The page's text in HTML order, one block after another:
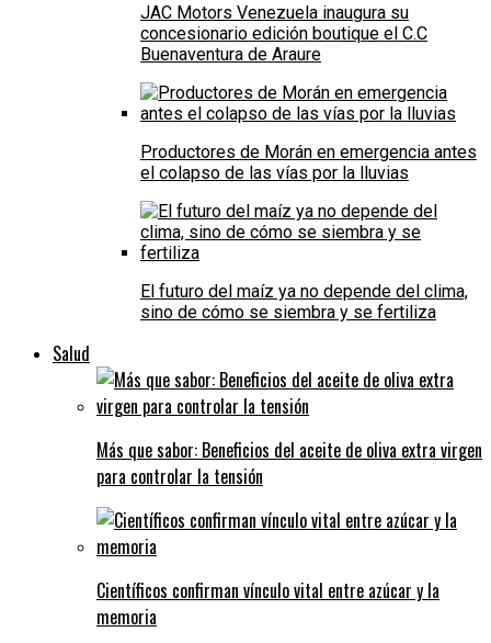
JAC Motors Venezuela inaugura su
concesionario edición boutique el C.C
Buenaventura de Araure
Productores de Morán en emergencia antes
el colapso de las vías por la lluvias
El futuro del maíz ya no depende del clima,
sino de cómo se siembra y se fertiliza
Salud
Más que sabor: Beneficios del aceite de oliva extra virgen
para controlar la tensión
Científicos confirman vínculo vital entre azúcar y la
memoria